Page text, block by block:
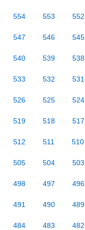
554 553 552
547 546 545
540 539 538
533 532 531
526 525 524
519 518 517
512 511 510
505 504 503
498 497 496
491 490 489
484 483 482